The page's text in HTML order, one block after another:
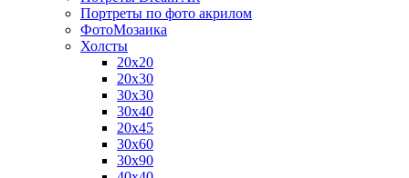
Портреты по фото акрилом
ФотоМозаика
Холсты
20х20
20х30
30х30
30х40
20х45
30х60
30х90